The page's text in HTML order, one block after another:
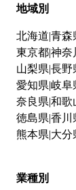
地域別
北海道 青森
東京都神奈
山梨県 長野
愛知県 岐阜
奈良県 和歌
徳島県 香川
熊本県 大分
業種別